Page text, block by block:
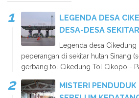
LEGENDA DESA
DESA-DESA
Legenda desa
peperangan di sekitar hutan Sinang
gerbang tol Cikedung Tol Cikopo -
MISTERI